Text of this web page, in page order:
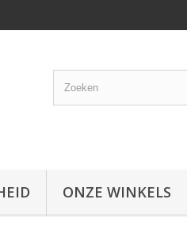
ONZE WINKELS